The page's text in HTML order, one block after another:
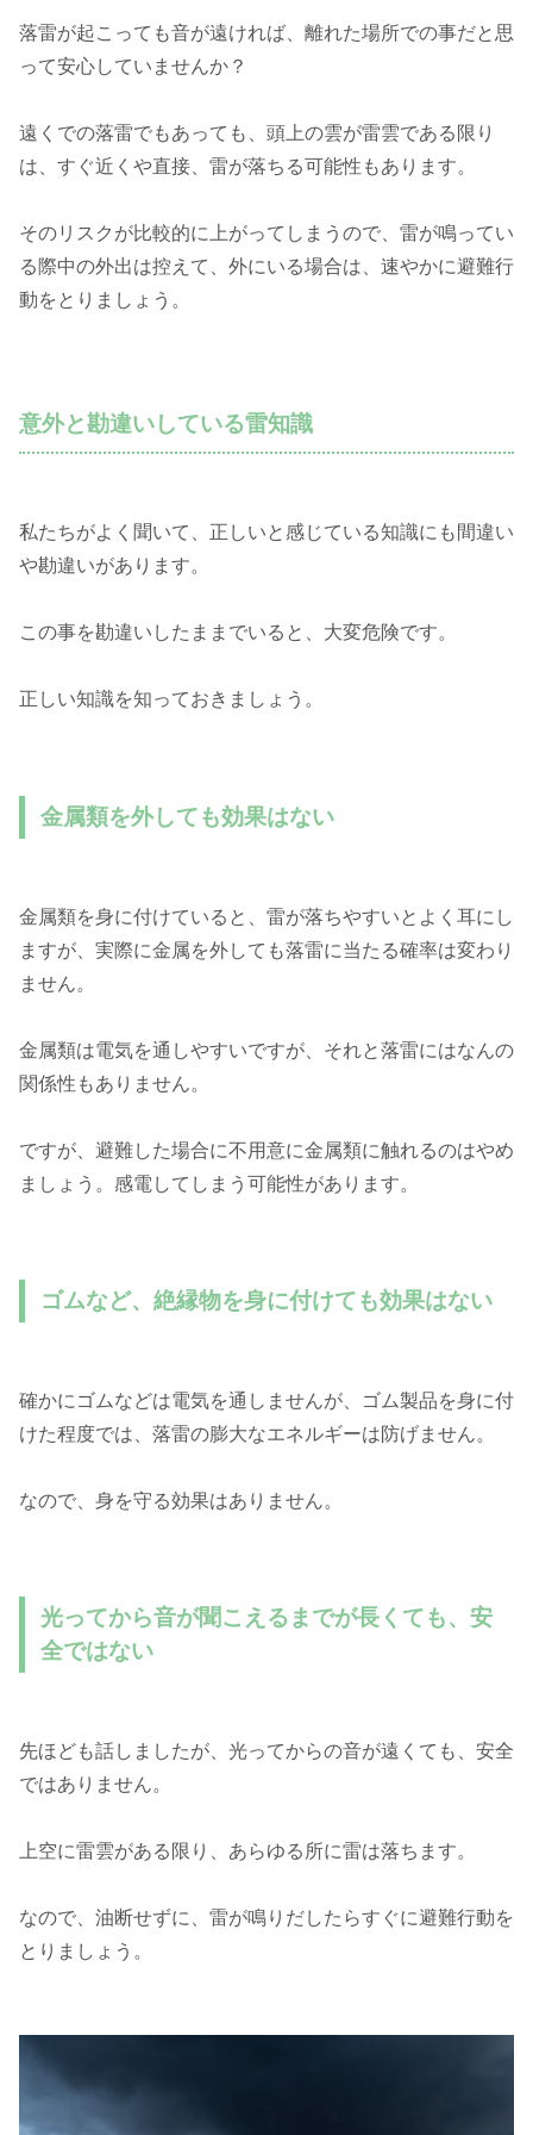
落雷が起こっても音が遠ければ、離れた場所での事だと思
って安心していませんか？
遠くでの落雷でもあっても、頭上の雲が雷雲である限り
は、すぐ近くや直接、雷が落ちる可能性もあります。
そのリスクが比較的に上がってしまうので、雷が鳴ってい
る際中の外出は控えて、外にいる場合は、速やかに避難行
動をとりましょう。
意外と勘違いしている雷知識
私たちがよく聞いて、正しいと感じている知識にも間違い
や勘違いがあります。
この事を勘違いしたままでいると、大変危険です。
正しい知識を知っておきましょう。
金属類を外しても効果はない
金属類を身に付けていると、雷が落ちやすいとよく耳にし
ますが、実際に金属を外しても落雷に当たる確率は変わり
ません。
金属類は電気を通しやすいですが、それと落雷にはなんの
関係性もありません。
ですが、避難した場合に不用意に金属類に触れるのはやめ
ましょう。感電してしまう可能性があります。
ゴムなど、絶縁物を身に付けても効果はない
確かにゴムなどは電気を通しませんが、ゴム製品を身に付
けた程度では、落雷の膨大なエネルギーは防げません。
なので、身を守る効果はありません。
光ってから音が聞こえるまでが長くても、安
全ではない
先ほども話しましたが、光ってからの音が遠くても、安全
ではありません。
上空に雷雲がある限り、あらゆる所に雷は落ちます。
なので、油断せずに、雷が鳴りだしたらすぐに避難行動を
とりましょう。